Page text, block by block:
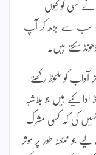
کسی کو کیوں
سب سے بڑھ کر آپ
سکتے ہیں۔
کو ملحوظ رکھتے
کیے ہیں جو بلاشبہ
کی کہ کسی مشرک
جو ممکنہ طور پر موثر